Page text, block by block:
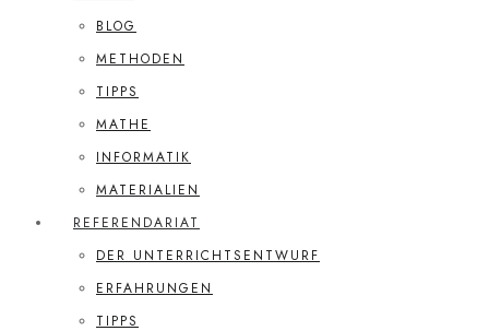
BLOG
METHODEN
TIPPS
MATHE
INFORMATIK
MATERIALIEN
REFERENDARIAT
DER UNTERRICHTSENTWURF
ERFAHRUNGEN
TIPPS